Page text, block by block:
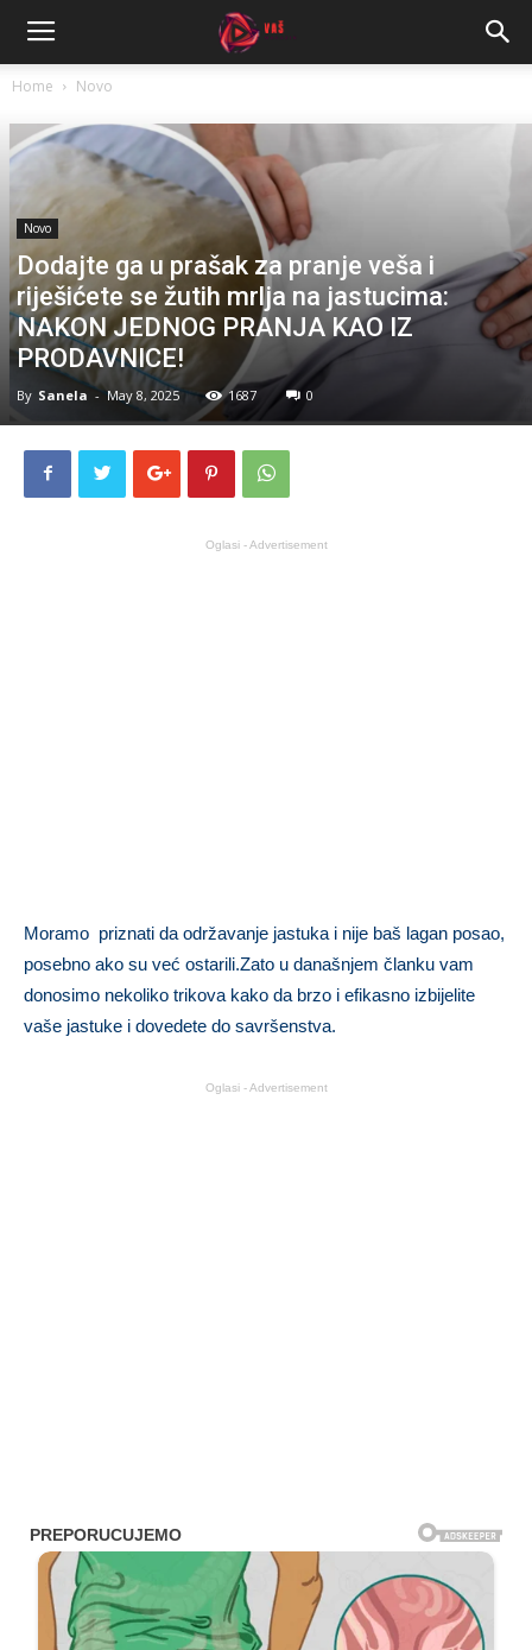
Home Novo
Novo
Dodajte ga u prašak za pranje veša i
riješićete se žutih mrlja na jastucima:
NAKON JEDNOG PRANJA KAO IZ
PRODAVNICE!
By Sanela - May 8, 2025 1687 0
Oglasi - Advertisement
Moramo priznati da održavanje jastuka i nije baš lagan posao,
posebno ako su već ostarili.Zato u današnjem članku vam
donosimo nekoliko trikova kako da brzo i efikasno izbijelite
vaše jastuke i dovedete do savršenstva.
Oglasi - Advertisement